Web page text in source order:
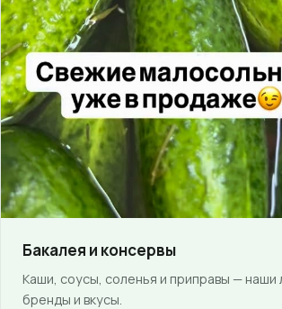
Бакалея и консервы
Каши, соусы, соленья и приправы —
бренды и вкусы.